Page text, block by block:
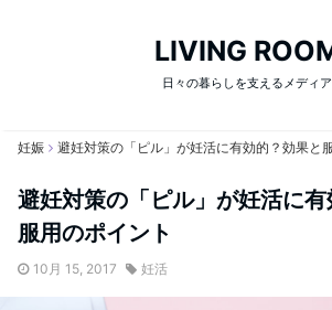
LIVING
日々の暮らしを支えるメディア
妊娠 避妊対策の「ピル」が妊活に有効的？効果と
避妊対策の「ピル」が妊活に有
服用のポイント
10月 15, 2017 妊活